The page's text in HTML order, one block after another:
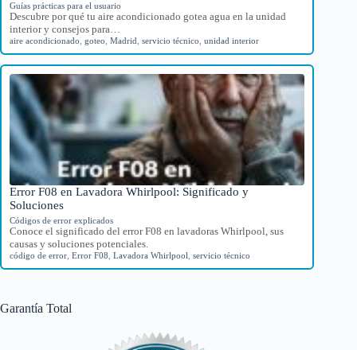
Guías prácticas para el usuario
Descubre por qué tu aire acondicionado gotea agua en la unidad
interior y consejos para…
aire acondicionado goteo Madrid servicio técnico unidad interior
Error F08 en Lavadora Whirlpool: Significado y
Soluciones
Códigos de error explicados
Conoce el significado del error F08 en lavadoras Whirlpool, sus
causas y soluciones potenciales.
código de error Error F08 Lavadora Whirlpool servicio técnico
Garantía Total